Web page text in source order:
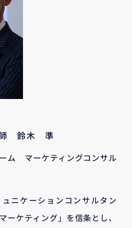
師 鈴木 準
ム マーケティングコンサル
ニケーションコンサルタン
ーケティング」を信条とし、